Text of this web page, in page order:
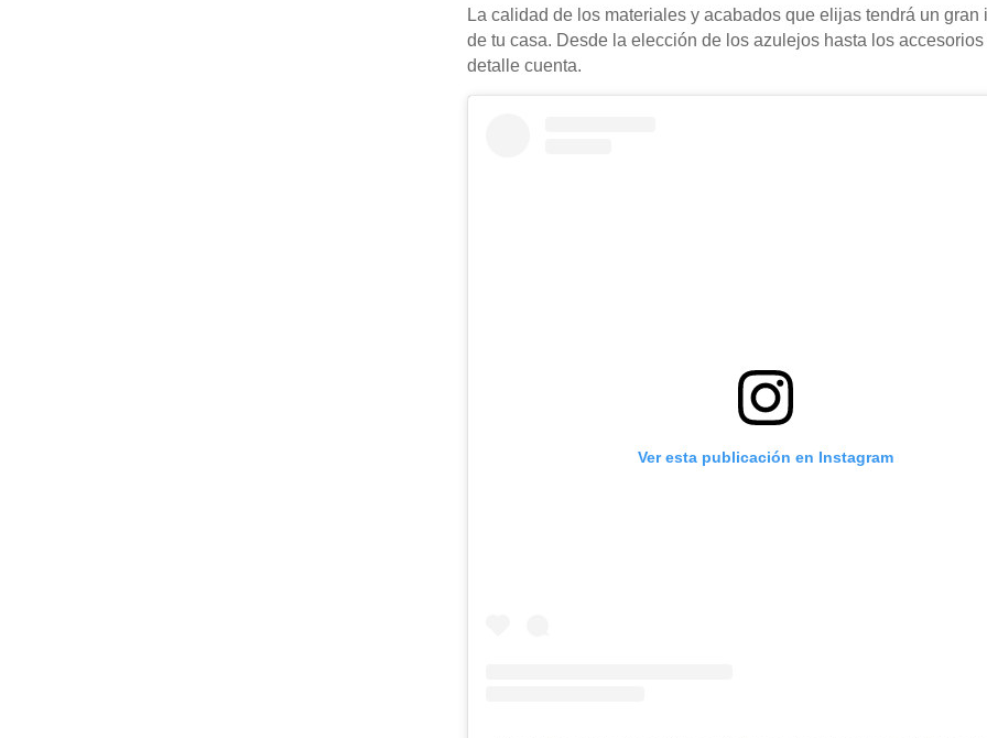
La calidad de los materiales y acabados que elijas tendrá un gran
de tu casa. Desde la elección de los azulejos hasta los
detalle cuenta.
Ver esta publicación en Instagram